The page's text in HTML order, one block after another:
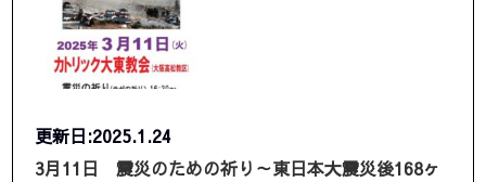
更新日:2025.1.24
3月11日 震災のための祈り～東日本大震災後168ヶ